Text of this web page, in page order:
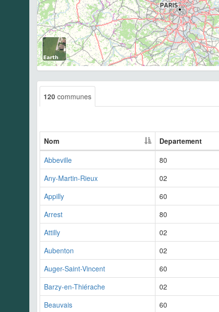
120 communes
Nom
Departement
Abbeville
80
Any-Martin-Rieux
02
Appilly
60
Arrest
80
Attilly
02
Aubenton
02
Auger-Saint-Vincent
60
Barzy-en-Thiérache
02
Beauvais
60